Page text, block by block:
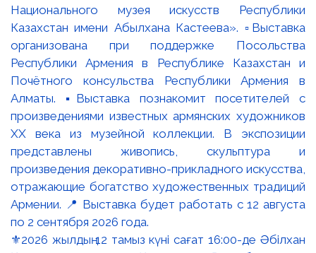
⚜️2026 жылдың 12 тамыз күні сағат 16:00-де Әбілхан